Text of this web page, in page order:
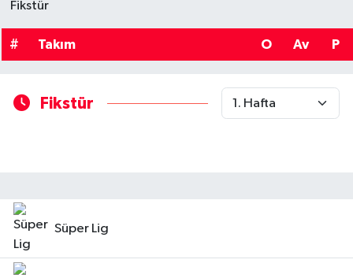
# Takım O Av P
Fikstür
Süper Lig
Siyaset
Ekonomi
Yaşam
Son Dakika Haberleri
Haber Arşivi